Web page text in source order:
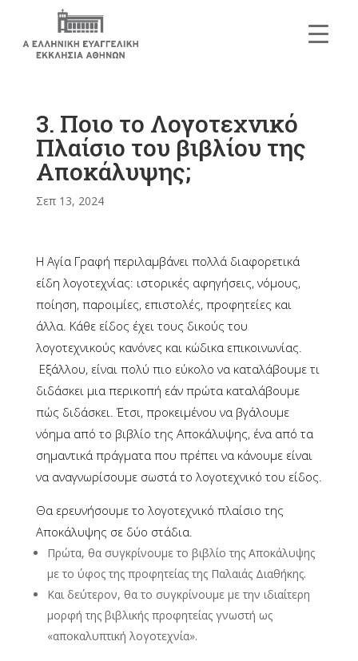
3. Ποιο το Λογοτεχνικό
Πλαίσιο του βιβλίου της
Αποκάλυψης;
Σεπ 13, 2024
Η Αγία Γραφή περιλαμβάνει πολλά διαφορετικά
είδη λογοτεχνίας: ιστορικές αφηγήσεις, νόμους,
ποίηση, παροιμίες, επιστολές, προφητείες και
άλλα. Κάθε είδος έχει τους δικούς του
λογοτεχνικούς κανόνες και κώδικα επικοινωνίας.
Εξάλλου, είναι πολύ πιο εύκολο να καταλάβουμε τι
διδάσκει μια περικοπή εάν πρώτα καταλάβουμε
πώς διδάσκει. Έτσι, προκειμένου να βγάλουμε
νόημα από το βιβλίο της Αποκάλυψης, ένα από τα
σημαντικά πράγματα που πρέπει να κάνουμε είναι
να αναγνωρίσουμε σωστά το λογοτεχνικό του είδος.
Θα ερευνήσουμε το λογοτεχνικό πλαίσιο της
Αποκάλυψης σε δύο στάδια.
Πρώτα, θα συγκρίνουμε το βιβλίο της Αποκάλυψης
με το ύφος της προφητείας της Παλαιάς Διαθήκης.
Και δεύτερον, θα το συγκρίνουμε με την ιδιαίτερη
μορφή της βιβλικής προφητείας γνωστή ως
«αποκαλυπτική λογοτεχνία».